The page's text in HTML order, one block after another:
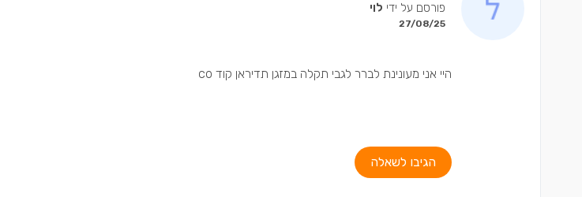
פורסם על ידי לוי
27/08/25
היי אני מעונינת לברר לגבי תקלה במזגן תדיראן קוד co
הגיבו לשאלה